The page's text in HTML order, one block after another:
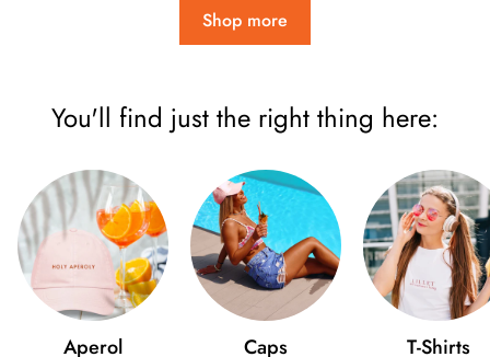
Shop more
You'll find just the right thing here:
Aperol Caps T-Shirts